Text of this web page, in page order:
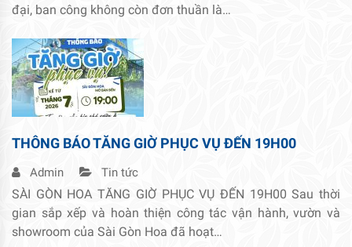
đại, ban công không còn đơn thuần là…
THÔNG BÁO TĂNG GIỜ PHỤC VỤ ĐẾN 19H00
Admin Tin tức
SÀI GÒN HOA TĂNG GIỜ PHỤC VỤ ĐẾN 19H00 Sau thời
gian sắp xếp và hoàn thiện công tác vận hành, vườn và
showroom của Sài Gòn Hoa đã hoạt…